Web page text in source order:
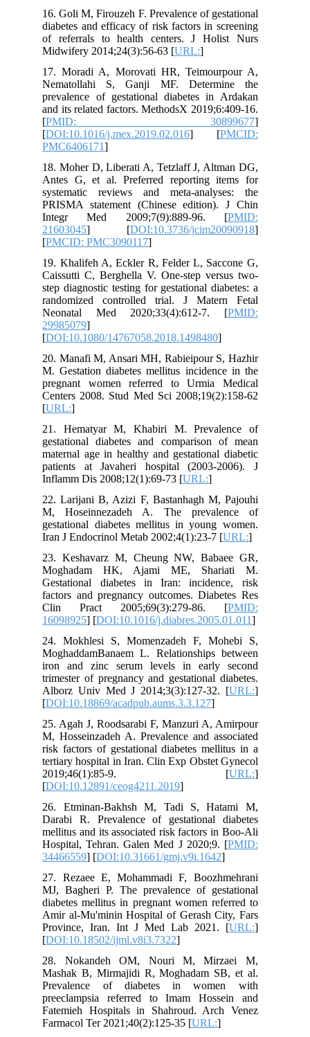
16. Goli M, Firouzeh F. Prevalence of gestational
diabetes and efficacy of risk factors in screening
of referrals to health centers. J Holist Nurs
Midwifery 2014;24(3):56-63 [URL:
17. Moradi A, Morovati HR, Teimourpour A,
Nematollahi S, Ganji MF. Determine the
prevalence of gestational diabetes in Ardakan
and its related factors. MethodsX 2019;6:409-16.
[PMID: 30899677
[DOI:10.1016/j.mex.2019.02.016 ] [PMCID:
PMC6406171
18. Moher D, Liberati A, Tetzlaff J, Altman DG,
Antes G, et al. Preferred reporting items for
systematic reviews and meta-analyses: the
PRISMA statement (Chinese edition). J Chin
Integr Med 2009;7(9):889-96. [PMID:
21603045
] [DOI:10.3736/jcim20090918
[PMCID: PMC3090117
19. Khalifeh A, Eckler R, Felder L, Saccone G,
Caissutti C, Berghella V. One-step versus two-
step diagnostic testing for gestational diabetes: a
randomized controlled trial. J Matern Fetal
Neonatal Med 2020;33(4):612-7. [PMID:
29985079
[DOI:10.1080/14767058.2018.1498480
20. Manafi M, Ansari MH, Rabieipour S, Hazhir
M. Gestation diabetes mellitus incidence in the
pregnant women referred to Urmia Medical
Centers 2008. Stud Med Sci 2008;19(2):158-62
[URL:
21. Hematyar M, Khabiri M. Prevalence of
gestational diabetes and comparison of mean
maternal age in healthy and gestational diabetic
patients at Javaheri hospital (2003-2006). J
Inflamm Dis 2008;12(1):69-73 [URL:
22. Larijani B, Azizi F, Bastanhagh M, Pajouhi
M, Hoseinnezadeh A. The prevalence of
gestational diabetes mellitus in young women.
Iran J Endocrinol Metab 2002;4(1):23-7 [URL:
23. Keshavarz M, Cheung NW, Babaee GR,
Moghadam HK, Ajami ME, Shariati M.
Gestational diabetes in Iran: incidence, risk
factors and pregnancy outcomes. Diabetes Res
Clin Pract 2005;69(3):279-86. [PMID:
16098925] [DOI:10.1016/j.diabres.2005.01.011
24. Mokhlesi S, Momenzadeh F, Mohebi S,
MoghaddamBanaem L. Relationships between
iron and zinc serum levels in early second
trimester of pregnancy and gestational diabetes.
Alborz Univ Med J 2014;3(3):127-32. [URL:
[DOI:10.18869/acadpub.aums.3.3.127
25. Agah J, Roodsarabi F, Manzuri A, Amirpour
M, Hosseinzadeh A. Prevalence and associated
risk factors of gestational diabetes mellitus in a
tertiary hospital in Iran. Clin Exp Obstet Gynecol
2019;46(1):85-9. [URL:
[DOI:10.12891/ceog4211.2019
26. Etminan-Bakhsh M, Tadi S, Hatami M,
Darabi R. Prevalence of gestational diabetes
mellitus and its associated risk factors in Boo-Ali
Hospital, Tehran. Galen Med J 2020;9. [PMID:
34466559] [DOI:10.31661/gmj.v9i.1642
27. Rezaee E, Mohammadi F, Boozhmehrani
MJ, Bagheri P. The prevalence of gestational
diabetes mellitus in pregnant women referred to
Amir al-Mu'minin Hospital of Gerash City, Fars
Province, Iran. Int J Med Lab 2021. [URL:
[DOI:10.18502/ijml.v8i3.7322
28. Nokandeh OM, Nouri M, Mirzaei M,
Mashak B, Mirmajidi R, Moghadam SB, et al.
Prevalence of diabetes in women with
preeclampsia referred to Imam Hossein and
Fatemieh Hospitals in Shahroud. Arch Venez
Farmacol Ter 2021;40(2):125-35 [URL: